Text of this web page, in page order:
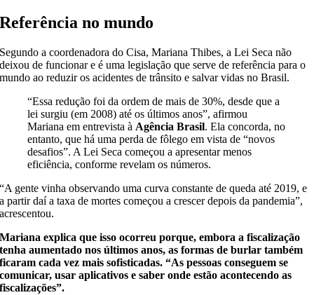
Referência no mundo
Segundo a coordenadora do Cisa, Mariana Thibes, a Lei Seca não
deixou de funcionar e é uma legislação que serve de referência para o
mundo ao reduzir os acidentes de trânsito e salvar vidas no Brasil.
“Essa redução foi da ordem de mais de 30%, desde que a
lei surgiu (em 2008) até os últimos anos”, afirmou
Mariana em entrevista à Agência Brasil. Ela concorda, no
entanto, que há uma perda de fôlego em vista de “novos
desafios”. A Lei Seca começou a apresentar menos
eficiência, conforme revelam os números.
“A gente vinha observando uma curva constante de queda até 2019, e
a partir daí a taxa de mortes começou a crescer depois da pandemia”,
acrescentou.
Mariana explica que isso ocorreu porque, embora a fiscalização
tenha aumentado nos últimos anos, as formas de burlar também
ficaram cada vez mais sofisticadas. “As pessoas conseguem se
comunicar, usar aplicativos e saber onde estão acontecendo as
fiscalizações”.